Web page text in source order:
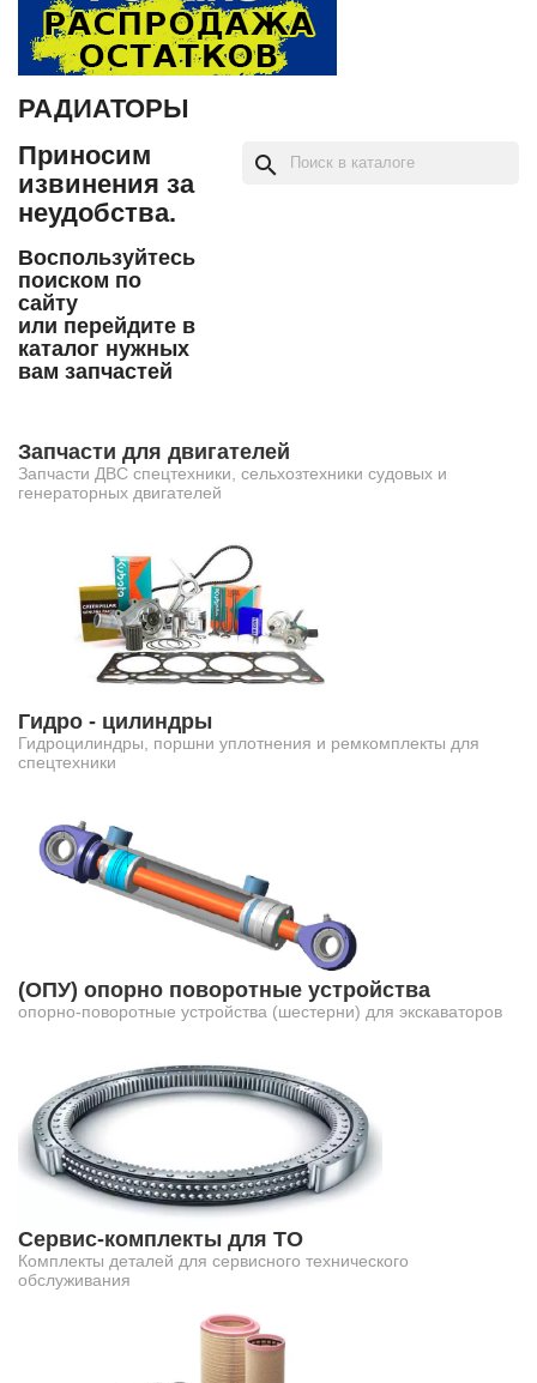
РАДИАТОРЫ
Приносим
извинения за
неудобства.
Воспользуйтесь
поиском по
сайту
или перейдите в
каталог нужных
вам запчастей
search
Запчасти для двигателей
Запчасти ДВС спецтехники, сельхозтехники судовых и
генераторных двигателей
Гидро - цилиндры
Гидроцилиндры, поршни уплотнения и ремкомплекты для
спецтехники
(ОПУ) опорно поворотные устройства
опорно-поворотные устройства (шестерни) для экскаваторов
Сервис-комплекты для ТО
Комплекты деталей для сервисного технического
обслуживания